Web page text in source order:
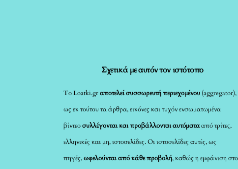
Σχετικά με αυτόν τον ιστότοπο
Το Loatki.grαποτελεί συσσωρευτή περιεχομένου (aggregator),
ως εκ τούτου τα άρθρα, εικόνες και τυχόν ενσωματωμένα
βίντεοσυλλέγονται και προβάλλονται αυτόματααπό τρίτες,
ελληνικές και μη, ιστοσελίδες. Οι ιστοσελίδες αυτές, ως
πηγές,ωφελούνται από κάθε προβολή, καθώς η εμφάνιση στο